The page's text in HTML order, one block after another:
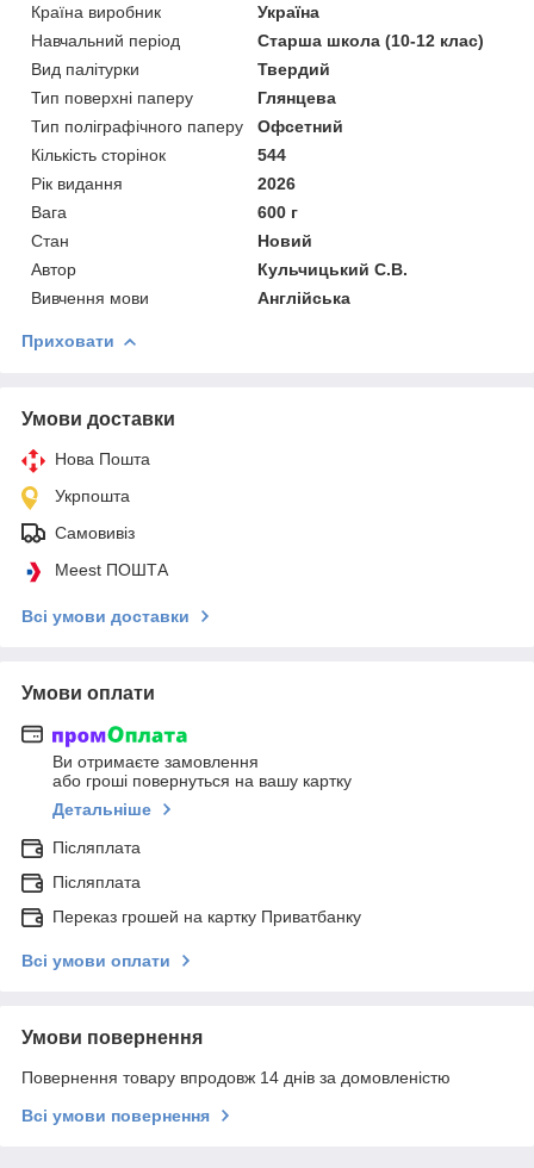
Країна виробник
Україна
Навчальний період
Старша школа (10-12 клас)
Вид палітурки
Твердий
Тип поверхні паперу
Глянцева
Тип поліграфічного паперу
Офсетний
Кількість сторінок
544
Рік видання
2026
Вага
600 г
Стан
Новий
Автор
Кульчицький С.В.
Вивчення мови
Англійська
Приховати
Умови доставки
Нова Пошта
Укрпошта
Самовивіз
Meest ПОШТА
Всі умови доставки
Умови оплати
Ви отримаєте замовлення
або гроші повернуться на вашу картку
Детальніше
Післяплата
Післяплата
Переказ грошей на картку Приватбанку
Всі умови оплати
Умови повернення
Повернення товару впродовж 14 днів за домовленістю
Всі умови повернення